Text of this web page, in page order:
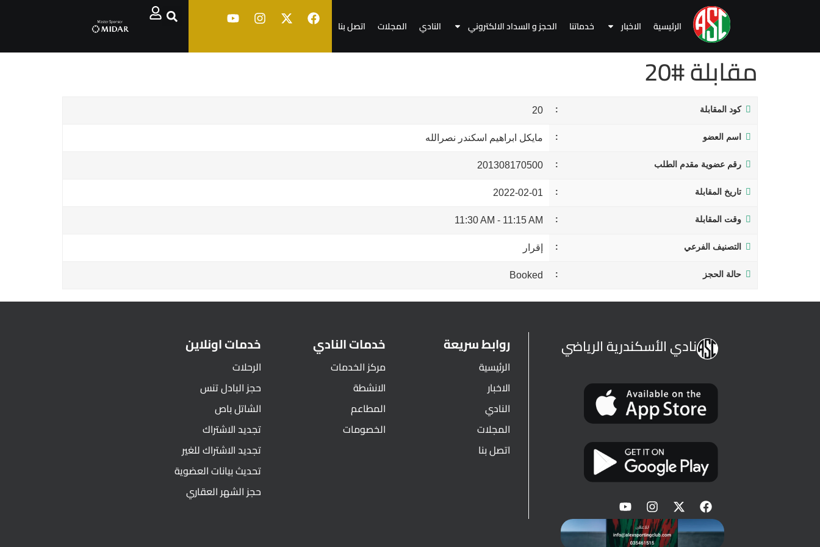
الرئيسية الاخبار خدماتنا الحجز و السداد الالكتروني النادي المجلات اتصل بنا
مقابلة #20
كود المقابلة 20
اسم العضو مايكل ابراهيم اسكندر نصرالله
رقم عضوية مقدم الطلب 201308170500
تاريخ المقابلة 2022-02-01
وقت المقابلة 11:15 AM
-
11:30 AM
التصنيف الفرعي إقرار
حالة الحجز Booked
نادي الأسكندرية الرياضي روابط سريعة
الرئيسية
الاخبار
النادي
المجلات
اتصل بنا
خدمات النادي
مركز الخدمات
الانشطة
المطاعم
الخصومات
خدمات اونلاين
الرحلات
حجز البادل تنس
الشاتل باص
تجديد الاشتراك
تجديد الاشتراك للغير
تحديث بيانات العضوية
حجز الشهر العقاري